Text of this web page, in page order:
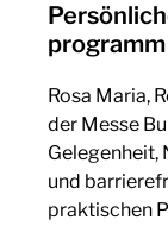
Rosa Maria,
der Messe
und
praktischen